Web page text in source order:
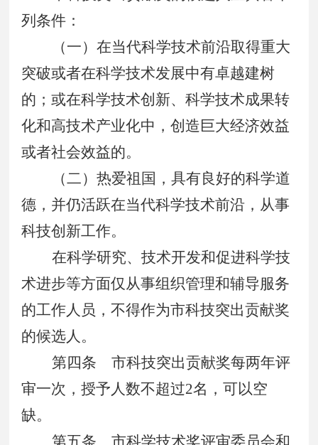
列条件：
（一）在当代科学技术前沿取得重大
突破或者在科学技术发展中有卓越建树
的；或在科学技术创新、科学技术成果转
化和高技术产业化中，创造巨大经济效益
或者社会效益的。
（二）热爱祖国，具有良好的科学道
德，并仍活跃在当代科学技术前沿，从事
科技创新工作。
在科学研究、技术开发和促进科学技
术进步等方面仅从事组织管理和辅导服务
的工作人员，不得作为市科技突出贡献奖
的候选人。
第四条
市科技突出贡献奖每两年评
审一次，授予人数不超过2名，可以空
缺。
第五条
市科学技术奖评审委员会和